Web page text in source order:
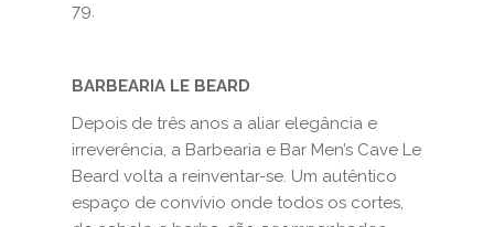
79.
BARBEARIA LE BEARD
Depois de três anos a aliar elegância e
irreverência, a Barbearia e Bar Men’s Cave Le
Beard volta a reinventar-se. Um autêntico
espaço de convívio onde todos os cortes,